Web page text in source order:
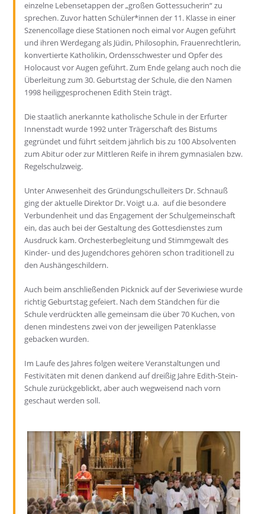
einzelne Lebensetappen der „großen Gottessucherin“ zu
sprechen. Zuvor hatten Schüler*innen der 11. Klasse in einer
Szenencollage diese Stationen noch eimal vor Augen geführt
und ihren Werdegang als Jüdin, Philosophin, Frauenrechtlerin,
konvertierte Katholikin, Ordensschwester und Opfer des
Holocaust vor Augen geführt. Zum Ende gelang auch noch die
Überleitung zum 30. Geburtstag der Schule, die den Namen
1998 heiliggesprochenen Edith Stein trägt.
Die staatlich anerkannte katholische Schule in der Erfurter
Innenstadt wurde 1992 unter Trägerschaft des Bistums
gegründet und führt seitdem jährlich bis zu 100 Absolventen
zum Abitur oder zur Mittleren Reife in ihrem gymnasialen bzw.
Regelschulzweig.
Unter Anwesenheit des Gründungschulleiters Dr. Schnauß
ging der aktuelle Direktor Dr. Voigt u.a. auf die besondere
Verbundenheit und das Engagement der Schulgemeinschaft
ein, das auch bei der Gestaltung des Gottesdienstes zum
Ausdruck kam. Orchesterbegleitung und Stimmgewalt des
Kinder- und des Jugendchores gehören schon traditionell zu
den Aushängeschildern.
Auch beim anschließenden Picknick auf der Severiwiese wurde
richtig Geburtstag gefeiert. Nach dem Ständchen für die
Schule verdrückten alle gemeinsam die über 70 Kuchen, von
denen mindestens zwei von der jeweiligen Patenklasse
gebacken wurden.
Im Laufe des Jahres folgen weitere Veranstaltungen und
Festivitäten mit denen dankend auf dreißig Jahre Edith-Stein-
Schule zurückgeblickt, aber auch wegweisend nach vorn
geschaut werden soll.